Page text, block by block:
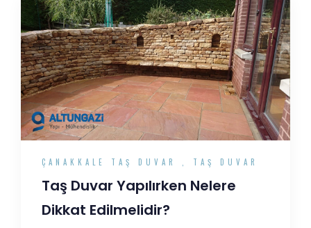
ÇANAKKALE TAŞ DUVAR TAŞ DUVAR
Taş Duvar Yapılırken Nelere
Dikkat Edilmelidir?